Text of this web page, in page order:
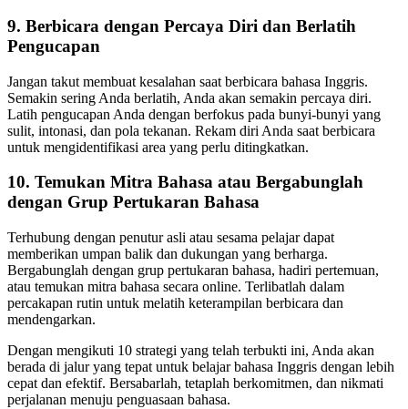
9. Berbicara dengan Percaya Diri dan Berlatih
Pengucapan
Jangan takut membuat kesalahan saat berbicara bahasa Inggris.
Semakin sering Anda berlatih, Anda akan semakin percaya diri.
Latih pengucapan Anda dengan berfokus pada bunyi-bunyi yang
sulit, intonasi, dan pola tekanan. Rekam diri Anda saat berbicara
untuk mengidentifikasi area yang perlu ditingkatkan.
10. Temukan Mitra Bahasa atau Bergabunglah
dengan Grup Pertukaran Bahasa
Terhubung dengan penutur asli atau sesama pelajar dapat
memberikan umpan balik dan dukungan yang berharga.
Bergabunglah dengan grup pertukaran bahasa, hadiri pertemuan,
atau temukan mitra bahasa secara online. Terlibatlah dalam
percakapan rutin untuk melatih keterampilan berbicara dan
mendengarkan.
Dengan mengikuti 10 strategi yang telah terbukti ini, Anda akan
berada di jalur yang tepat untuk belajar bahasa Inggris dengan lebih
cepat dan efektif. Bersabarlah, tetaplah berkomitmen, dan nikmati
perjalanan menuju penguasaan bahasa.